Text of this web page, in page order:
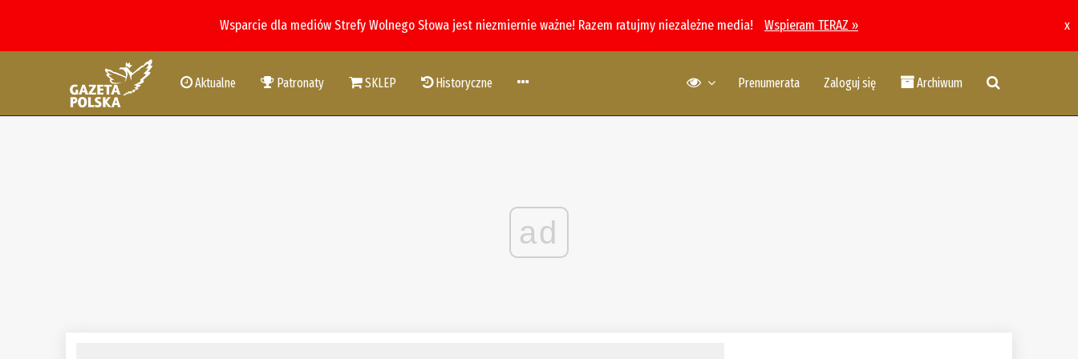
Wsparcie dla mediów Strefy Wolnego Słowa jest niezmiernie ważne! Razem ratujmy niezależne media! Wspieram TERAZ » x
Aktualne Patronaty SKLEP Historyczne Prenumerata Zaloguj się Archiwum
ad